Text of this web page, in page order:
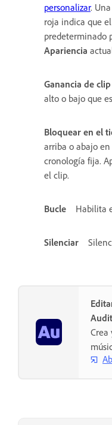
personalizar.
roja indica que
predeterminado
Apariencia
Ganancia de clip
alto o bajo que
Bloquear en el
arriba o abajo
cronología fija.
el clip.
Bucle Habilita
Silenciar
Crea